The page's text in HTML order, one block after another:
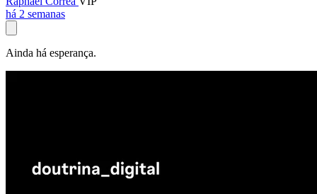
há 2 semanas
Ainda há esperança.